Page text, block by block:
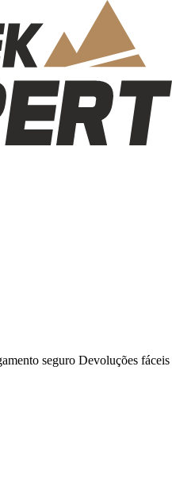
seguro Devoluções fáceis